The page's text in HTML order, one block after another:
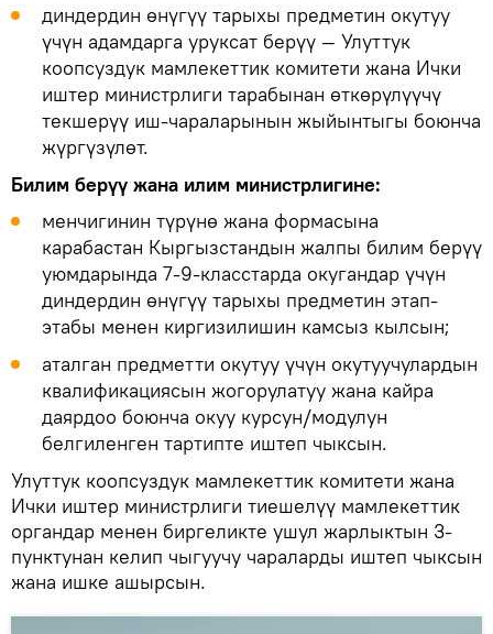
диндердин өнүгүү тарыхы предметин окутуу
үчүн адамдарга уруксат берүү — Улуттук
коопсуздук мамлекеттик комитети жана Ички
иштер министрлиги тарабынан өткөрүлүүчү
текшерүү иш-чараларынын жыйынтыгы боюнча
жүргүзүлөт.
Билим берүү жана илим министрлигине:
менчигинин түрүнө жана формасына
карабастан Кыргызстандын жалпы билим берүү
уюмдарында 7-9-класстарда окугандар үчүн
диндердин өнүгүү тарыхы предметин этап-
этабы менен киргизилишин камсыз кылсын;
аталган предметти окутуу үчүн окутуучулардын
квалификациясын жогорулатуу жана кайра
даярдоо боюнча окуу курсун/модулун
белгиленген тартипте иштеп чыксын.
Улуттук коопсуздук мамлекеттик комитети жана
Ички иштер министрлиги тиешелүү мамлекеттик
органдар менен биргеликте ушул жарлыктын 3-
пунктунан келип чыгуучу чараларды иштеп чыксын
жана ишке ашырсын.